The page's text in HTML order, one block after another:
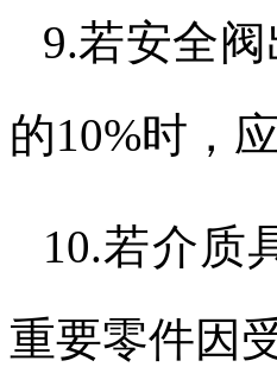
9.若安全
的10%时，
10.若介质
重要零件因